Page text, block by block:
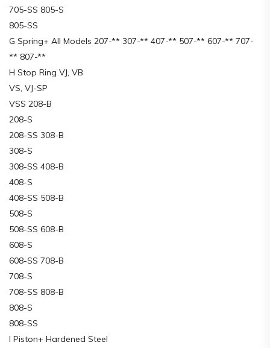
705-SS 805-S
805-SS
G Spring+ All Models 207-** 307-** 407-** 507-** 607-** 707-
** 807-**
H Stop Ring VJ, VB
VS, VJ-SP
VSS 208-B
208-S
208-SS 308-B
308-S
308-SS 408-B
408-S
408-SS 508-B
508-S
508-SS 608-B
608-S
608-SS 708-B
708-S
708-SS 808-B
808-S
808-SS
I Piston+ Hardened Steel